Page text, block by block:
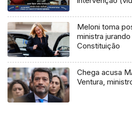
Meloni toma
ministra
Constituição
Chega acusa
Ventura,